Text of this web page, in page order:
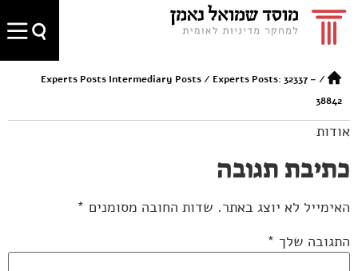
/
Experts Posts Intermediary Posts/ Experts Posts: 32337 –
38842
אודות
כתיבת תגובה
האימייל לא יוצג באתר. שדות החובה מסומנים *
התגובה שלך *